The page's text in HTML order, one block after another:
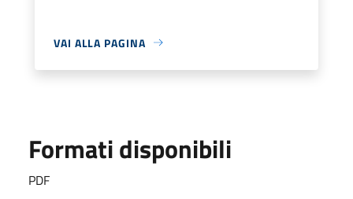
VAI ALLA PAGINA
Formati disponibili
PDF